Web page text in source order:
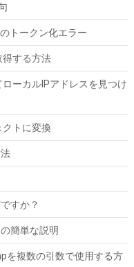
/ PS5用サーマルシリコ
)
09 04:05 GMT +09:00 時点 -詳細は
2280 PCIe Gen4×4 最
年保証
トークン化エラー
得する方法
ーカルIPアドレスを見つけ
トに変換
すか？
簡単な説明
を複数の引数で使用する方